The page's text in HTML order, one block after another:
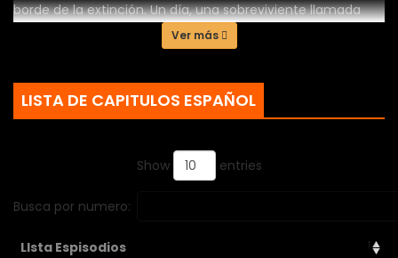
borde de la extinción. Un día, una sobreviviente llamada
Sanī llega a su casa. Esta mujer, que se hace llamar Sanī, le
salvar al mundo del apocalipsis zombi. Sin embargo, como
resultado, Yū adquiere una habilidad inesperada: al tener
estado humano... ¿Qué sucederá a continuación?
Ver más
LISTA DE CAPITULOS ESPAÑOL
Show entries
Busca por numero:
LIsta Espisodios